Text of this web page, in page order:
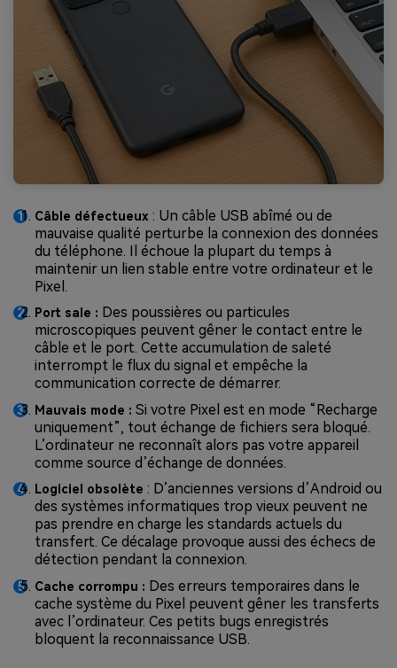
Câble défectueux : Un câble USB abîmé ou de
mauvaise qualité perturbe la connexion des données
du téléphone. Il échoue la plupart du temps à
maintenir un lien stable entre votre ordinateur et le
Pixel.
Port sale : Des poussières ou particules
microscopiques peuvent gêner le contact entre le
câble et le port. Cette accumulation de saleté
interrompt le flux du signal et empêche la
communication correcte de démarrer.
Mauvais mode : Si votre Pixel est en mode “Recharge
uniquement”, tout échange de fichiers sera bloqué.
L’ordinateur ne reconnaît alors pas votre appareil
comme source d’échange de données.
Logiciel obsolète : D’anciennes versions d’Android ou
des systèmes informatiques trop vieux peuvent ne
pas prendre en charge les standards actuels du
transfert. Ce décalage provoque aussi des échecs de
détection pendant la connexion.
Cache corrompu : Des erreurs temporaires dans le
cache système du Pixel peuvent gêner les transferts
avec l’ordinateur. Ces petits bugs enregistrés
bloquent la reconnaissance USB.